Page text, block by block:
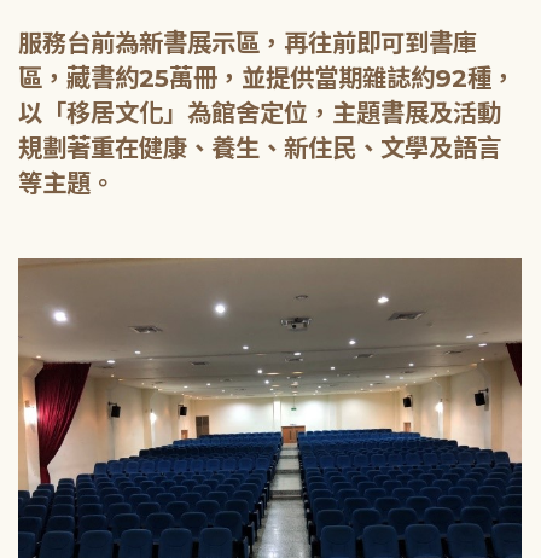
服務台前為新書展示區，再往前即可到書庫
區，藏書約25萬冊，並提供當期雜誌約92種，
以「移居文化」為館舍定位，主題書展及活動
規劃著重在健康、養生、新住民、文學及語言
等主題。